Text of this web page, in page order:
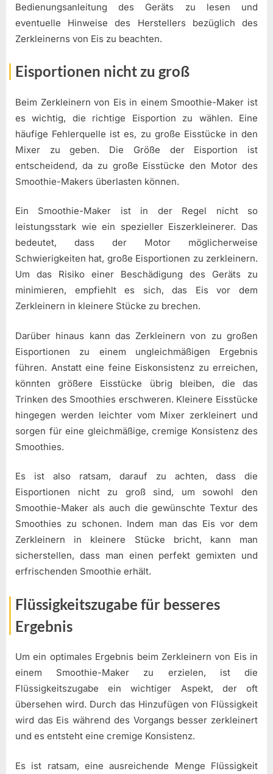
Bedienungsanleitung des Geräts zu lesen und
eventuelle Hinweise des Herstellers bezüglich des
Zerkleinerns von Eis zu beachten.
Eisportionen nicht zu groß
Beim Zerkleinern von Eis in einem Smoothie-Maker ist
es wichtig, die richtige Eisportion zu wählen. Eine
häufige Fehlerquelle ist es, zu große Eisstücke in den
Mixer zu geben. Die Größe der Eisportion ist
entscheidend, da zu große Eisstücke den Motor des
Smoothie-Makers überlasten können.
Ein Smoothie-Maker ist in der Regel nicht so
leistungsstark wie ein spezieller Eiszerkleinerer. Das
bedeutet, dass der Motor möglicherweise
Schwierigkeiten hat, große Eisportionen zu zerkleinern.
Um das Risiko einer Beschädigung des Geräts zu
minimieren, empfiehlt es sich, das Eis vor dem
Zerkleinern in kleinere Stücke zu brechen.
Darüber hinaus kann das Zerkleinern von zu großen
Eisportionen zu einem ungleichmäßigen Ergebnis
führen. Anstatt eine feine Eiskonsistenz zu erreichen,
könnten größere Eisstücke übrig bleiben, die das
Trinken des Smoothies erschweren. Kleinere Eisstücke
hingegen werden leichter vom Mixer zerkleinert und
sorgen für eine gleichmäßige, cremige Konsistenz des
Smoothies.
Es ist also ratsam, darauf zu achten, dass die
Eisportionen nicht zu groß sind, um sowohl den
Smoothie-Maker als auch die gewünschte Textur des
Smoothies zu schonen. Indem man das Eis vor dem
Zerkleinern in kleinere Stücke bricht, kann man
sicherstellen, dass man einen perfekt gemixten und
erfrischenden Smoothie erhält.
Flüssigkeitszugabe für besseres
Ergebnis
Um ein optimales Ergebnis beim Zerkleinern von Eis in
einem Smoothie-Maker zu erzielen, ist die
Flüssigkeitszugabe ein wichtiger Aspekt, der oft
übersehen wird. Durch das Hinzufügen von Flüssigkeit
wird das Eis während des Vorgangs besser zerkleinert
und es entsteht eine cremige Konsistenz.
Es ist ratsam, eine ausreichende Menge Flüssigkeit